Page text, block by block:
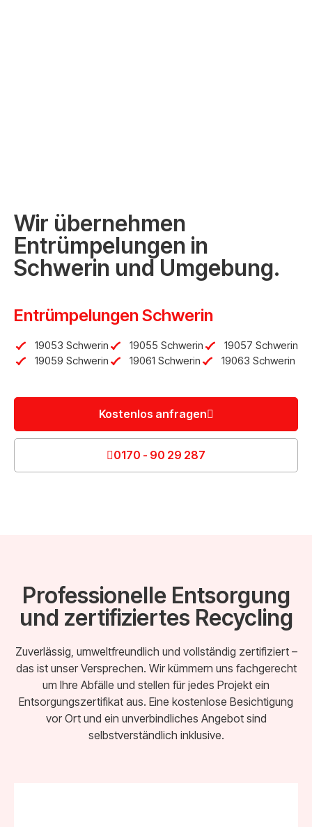
Wir übernehmen
Entrümpelungen in
Schwerin und Umgebung.
Entrümpelungen Schwerin
19053 Schwerin 19055 Schwerin
19057 Schwerin
19059 Schwerin
19061 Schwerin 19063 Schwerin
Kostenlos anfragen
0170 - 90 29 287
Professionelle Entsorgung
und zertifiziertes Recycling
Zuverlässig, umweltfreundlich und vollständig zertifiziert –
das ist unser Versprechen. Wir kümmern uns fachgerecht
um Ihre Abfälle und stellen für jedes Projekt ein
Entsorgungszertifikat aus. Eine kostenlose Besichtigung
vor Ort und ein unverbindliches Angebot sind
selbstverständlich inklusive.